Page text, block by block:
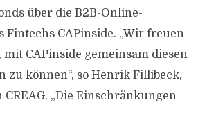
über die B2B-Online-
Fintechs CAPinside. „Wir freuen
mit CAPinside gemeinsam diesen
zu können“, so Henrik Fillibeck,
CREAG. „Die Einschränkungen